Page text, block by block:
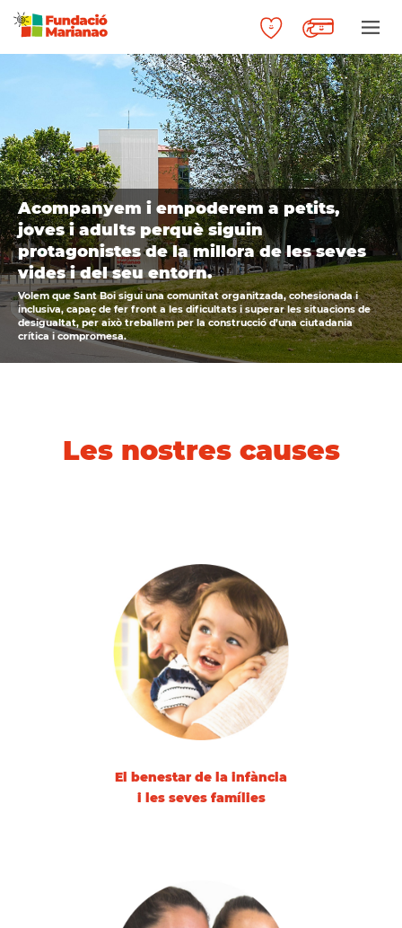
Acompanyem i empoderem a petits,
joves i adults perquè siguin
protagonistes de la millora de les seves
vides i del seu entorn.
Volem que Sant Boi sigui una comunitat organitzada, cohesionada i
inclusiva, capaç de fer front a les dificultats i superar les situacions de
desigualtat, per això treballem per la construcció d’una ciutadania
crítica i compromesa.
Les nostres causes
El benestar de la infància
i les seves famílies